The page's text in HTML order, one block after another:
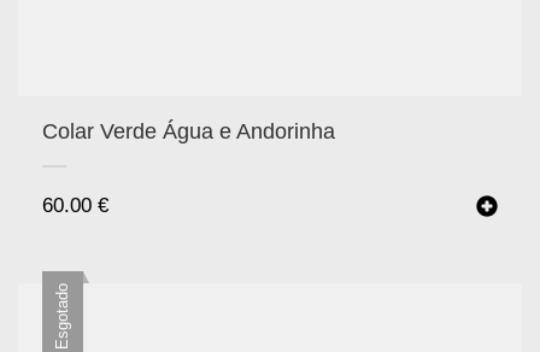
Colar Verde Água e Andorinha
60.00 €
Esgotado